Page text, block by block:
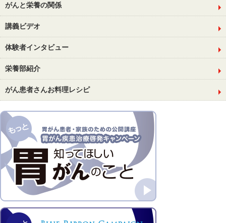
がんと栄養の関係
講義ビデオ
体験者インタビュー
栄養部紹介
がん患者さんお料理レシピ